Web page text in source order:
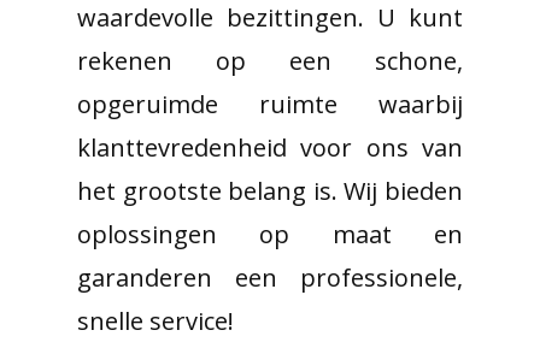
waardevolle bezittingen. U kunt
rekenen op een schone,
opgeruimde ruimte waarbij
klanttevredenheid voor ons van
het grootste belang is. Wij bieden
oplossingen op maat en
garanderen een professionele,
snelle service!